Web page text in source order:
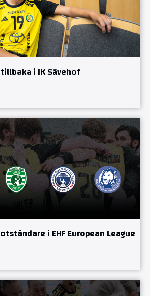
i IK Sävehof
i EHF European League